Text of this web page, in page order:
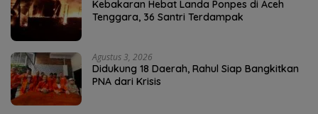
Kebakaran Hebat Landa Ponpes di Aceh
Tenggara, 36 Santri Terdampak
Agustus 3, 2026
Didukung 18 Daerah, Rahul Siap Bangkitkan
PNA dari Krisis